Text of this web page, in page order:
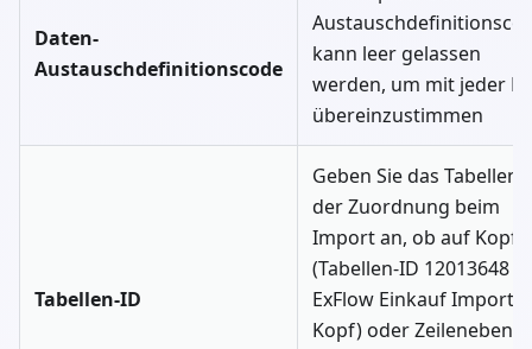
Daten-
Austauschdefinitionscode
kann leer gelassen
werden, um mit jeder
übereinzustimmen
Tabellen-ID
Geben Sie das
der Zuordnung beim
Import an, ob auf Kopf-
(Tabellen-ID 12013648 -
ExFlow Einkauf Import
Kopf) oder Zeilenebene